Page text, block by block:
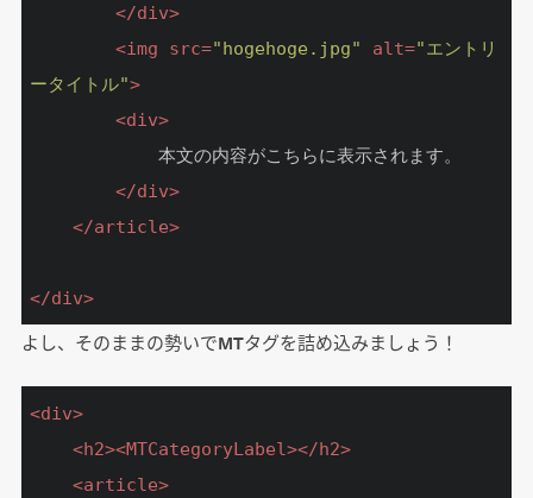
</div>
<img src="hogehoge.jpg" alt="エントリ
ータイトル">
<div>
			本文の内容がこちらに表示されます。
</div>
</article>
</div>
よし、そのままの勢いでMTタグを詰め込みましょう！
<div>
<h2><MTCategoryLabel></h2>
<article>